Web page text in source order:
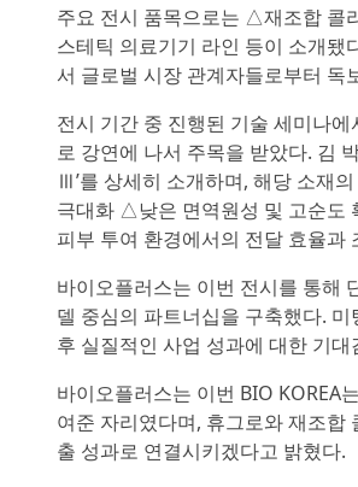
주요 전시 품목으로는 △재조합 콜
스테틱 의료기기 라인 등이 소개됐
서 글로벌 시장 관계자들로부터 독
전시 기간 중 진행된 기술 세미나
로 강연에 나서 주목을 받았다. 김
Ⅲ’를 상세히 소개하며, 해당 소재
극대화 △낮은 면역원성 및 고순도
피부 투여 환경에서의 전달 효율과
바이오플러스는 이번 전시를 통해
델 중심의 파트너십을 구축했다.
후 실질적인 사업 성과에 대한 기대
바이오플러스는 이번 BIO KOREA
여준 자리였다며, 휴그로와 재조합
출 성과로 연결시키겠다고 밝혔다.